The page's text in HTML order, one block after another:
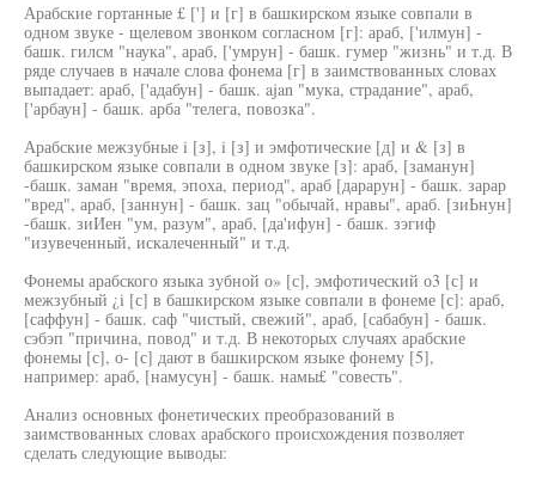
Арабские гортанные £ ['] и [г] в башкирском языке совпали в
одном звуке - щелевом звонком согласном [г]: араб, ['илмун] -
башк. гилсм "наука", араб, ['умрун] - башк. гумер "жизнь" и т.д. В
ряде случаев в начале слова фонема [г] в заимствованных словах
выпадает: араб, ['адабун] - башк. ajan "мука, страдание", араб,
['арбаун] - башк. арба "телега, повозка".
Арабские межзубные i [з], i [з] и эмфотические [д] и & [з] в
башкирском языке совпали в одном звуке [з]: араб, [заманун]
-башк. заман "время, эпоха, период", араб [дарарун] - башк. зарар
"вред", араб, [заннун] - башк. зац "обычай, нравы", араб. [зиЬнун]
-башк. зиИен "ум, разум", араб, [да'ифун] - башк. зэгиф
"изувеченный, искалеченный" и т.д.
Фонемы арабского языка зубной о» [с], эмфотический о3 [с] и
межзубный ¿i [с] в башкирском языке совпали в фонеме [с]: араб,
[саффун] - башк. саф "чистый, свежий", араб, [сабабун] - башк.
сэбэп "причина, повод" и т.д. В некоторых случаях арабские
фонемы [с], о- [с] дают в башкирском языке фонему [5],
например: араб, [намусун] - башк. намы£ "совесть".
Анализ основных фонетических преобразований в
заимствованных словах арабского происхождения позволяет
сделать следующие выводы: